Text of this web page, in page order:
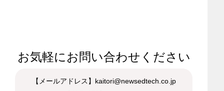
お気軽にお問い合わせください
【メールアドレス】kaitori@newsedtech.co.jp